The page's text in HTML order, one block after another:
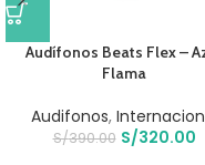
Audífonos Beats Flex –
Flama
Audifonos,
S/390.00 S/320.00